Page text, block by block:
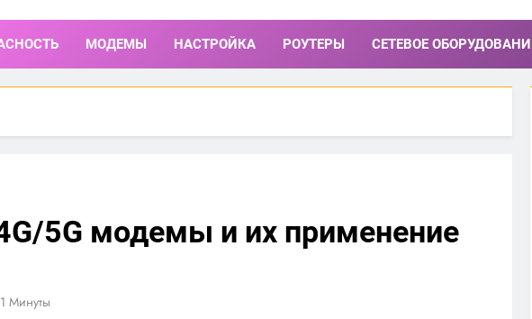
МОДЕМЫ НАСТРОЙКА РОУТЕРЫ СЕТЕВОЕ
5G модемы и их применение
1 Минуты